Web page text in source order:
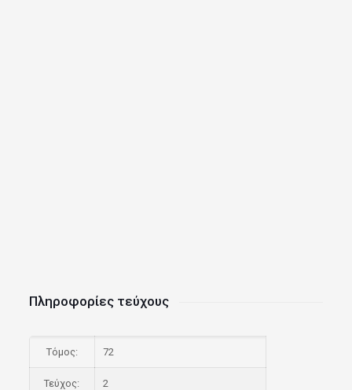
Πληροφορίες τεύχους
Τόμος: 72
Τεύχος: 2